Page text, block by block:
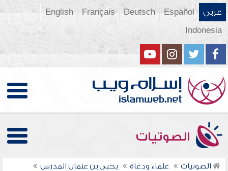
عربي Español
Deutsch
Français
English
Indonesia
الصوتيات
الصوتيات علماء ودعاة
يحيى بن عثمان المدرس